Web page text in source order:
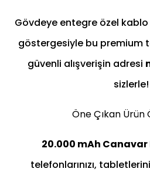
Gövdeye entegre özel kablo
göstergesiyle bu premium
güvenli alışverişin adresi
sizlerle!
Öne Çıkan Ürün
20.000 mAh
telefonlarınızı,